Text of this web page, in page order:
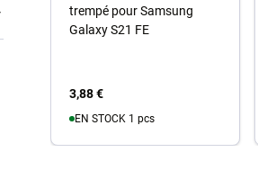
trempé pour Samsung
Galaxy S21 FE
3,88 €
EN STOCK 1 pcs